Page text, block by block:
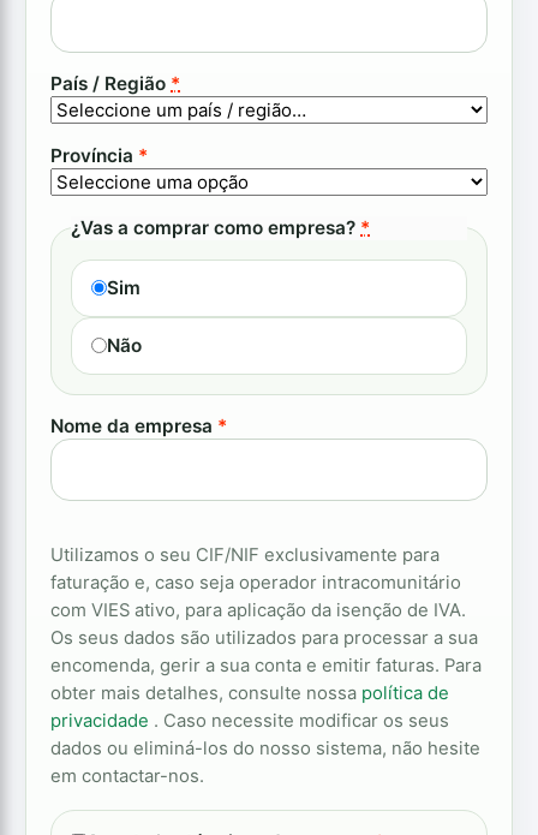
País / Região *
Província *
¿Vas a comprar como empresa? *
Sim
Não
Nome da empresa *
Utilizamos o seu CIF/NIF exclusivamente para
faturação e, caso seja operador intracomunitário
com VIES ativo, para aplicação da isenção de IVA.
Os seus dados são utilizados para processar a sua
encomenda, gerir a sua conta e emitir faturas. Para
obter mais detalhes, consulte nossa política de
privacidade . Caso necessite modificar os seus
dados ou eliminá-los do nosso sistema, não hesite
em contactar-nos.